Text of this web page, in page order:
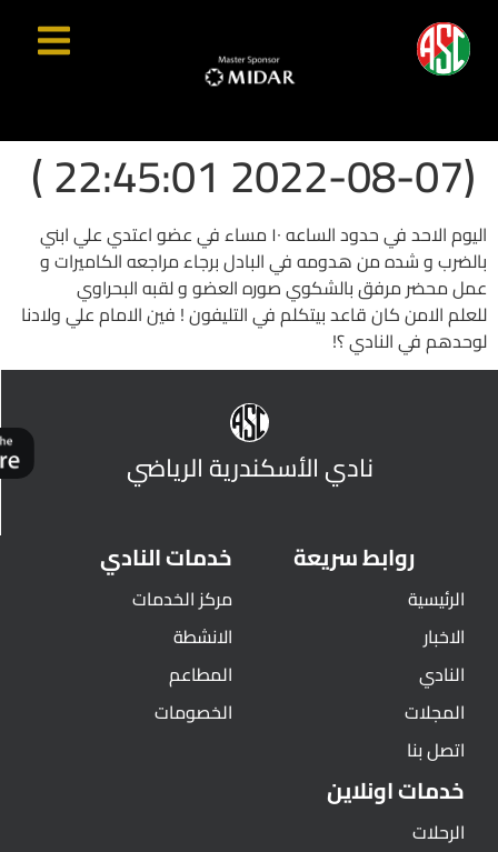
(2022-08-07 22:45:01 )
اليوم الاحد في حدود الساعه ١٠ مساء في عضو اعتدي علي ابني
بالضرب و شده من هدومه في البادل برجاء مراجعه الكاميرات و
عمل محضر مرفق بالشكوي صوره العضو و لقبه البحراوي
للعلم الامن كان قاعد بيتكلم في التليفون ! فين الامام علي ولادنا
لوحدهم في النادي ؟!
نادي الأسكندرية الرياضي
روابط سريعة
الرئيسية
الاخبار
النادي
المجلات
اتصل بنا
خدمات النادي
مركز الخدمات
الانشطة
المطاعم
الخصومات
خدمات اونلاين
الرحلات